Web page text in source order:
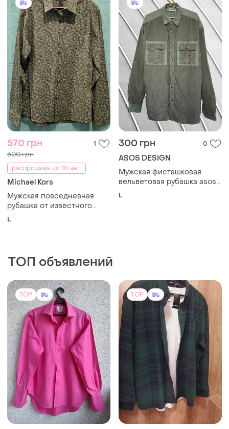
570 грн 1
600 грн
распродажа до 10 авг.
Michael Kors
Мужская повседневная
рубашка от известного
американского бренда
L
300 грн 0
ASOS DESIGN
Мужская фисташковая
вельветовая рубашка asos l
xl 50 52 оригинал асос
L
ТОП объявлений
TOP TOP